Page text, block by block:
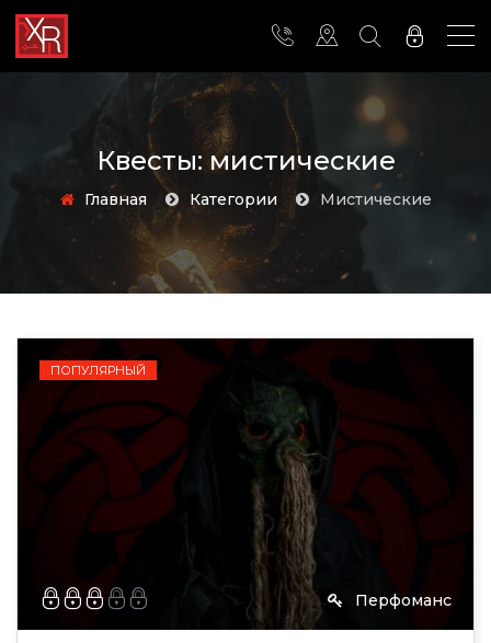
Квесты: мистические
Главная Категории мистические
ПОПУЛЯРНЫЙ
Перфоманс